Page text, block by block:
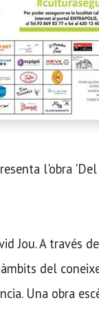
l'obra 'Del
Jou. A través
del
Una obra